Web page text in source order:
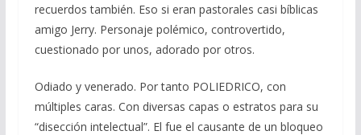
recuerdos también. Eso si eran pastorales casi bíblicas
amigo Jerry. Personaje polémico, controvertido,
cuestionado por unos, adorado por otros.
Odiado y venerado. Por tanto POLIEDRICO, con
múltiples caras. Con diversas capas o estratos para su
“disección intelectual”. El fue el causante de un bloqueo